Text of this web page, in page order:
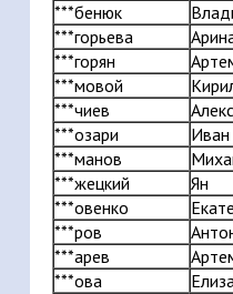
***бенюк
***горьева
***горян
***мовой
***чиев
***озари
Иван
***манов
***жецкий
Ян
***овенко
***ров
***арев
***ова